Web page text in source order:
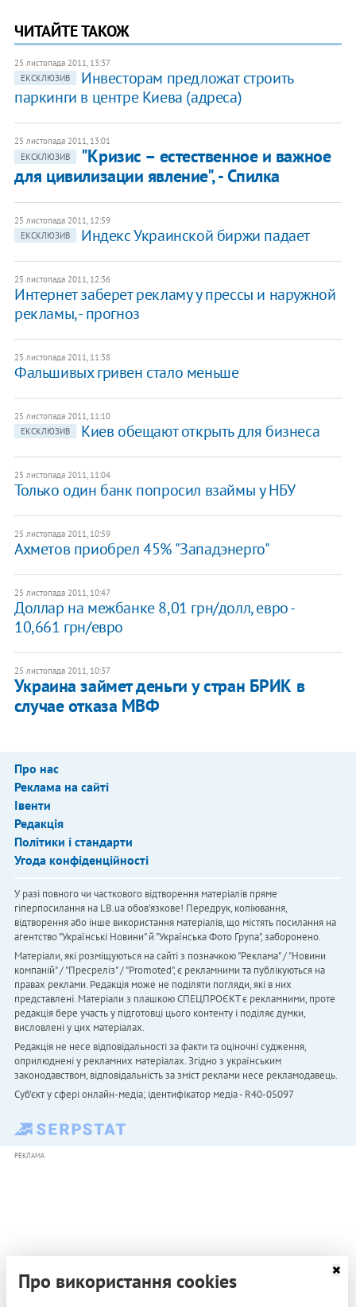
ЧИТАЙТЕ ТАКОЖ
25 листопада 2011, 13:37
ЕКСКЛЮЗИВ
​Инвесторам предложат строить
паркинги в центре Киева (адреса)
25 листопада 2011, 13:01
ЕКСКЛЮЗИВ
"Кризис – естественное и важное
для цивилизации явление", - Спилка
25 листопада 2011, 12:59
ЕКСКЛЮЗИВ
Индекс Украинской биржи падает
25 листопада 2011, 12:36
Интернет заберет рекламу у прессы и наружной
рекламы, - прогноз
25 листопада 2011, 11:38
Фальшивых гривен стало меньше
25 листопада 2011, 11:10
ЕКСКЛЮЗИВ
​Киев обещают открыть для бизнеса
25 листопада 2011, 11:04
Только один банк попросил взаймы у НБУ
25 листопада 2011, 10:59
Ахметов приобрел 45% "Западэнерго"
25 листопада 2011, 10:47
Доллар на межбанке 8,01 грн/долл, евро -
10,661 грн/евро
25 листопада 2011, 10:37
Украина займет деньги у стран БРИК в
случае отказа МВФ
Про нас
Реклама на сайті
Івенти
Редакція
Політики і стандарти
Угода конфіденційності
У разі повного чи часткового відтворення матеріалів пряме
гіперпосилання на LB.ua обов'язкове! Передрук, копіювання,
відтворення або інше використання матеріалів, що містять посилання на
агентство "Українськi Новини" й "Українська Фото Група", заборонено.
Матеріали, які розміщуються на сайті з позначкою "Реклама" / "Новини
компаній" / "Пресреліз" / "Promoted", є рекламними та публікуються на
правах реклами. Редакція може не поділяти погляди, які в них
представлені. Матеріали з плашкою СПЕЦПРОЄКТ є рекламними, проте
редакція бере участь у підготовці цього контенту і поділяє думки,
висловлені у цих матеріалах.
Редакція не несе відповідальності за факти та оціночні судження,
оприлюднені у рекламних матеріалах. Згідно з українським
законодавством, відповідальність за зміст реклами несе рекламодавець.
Cуб'єкт у сфері онлайн-медіа; ідентифікатор медіа - R40-05097
РЕКЛАМА
Про використання cookies